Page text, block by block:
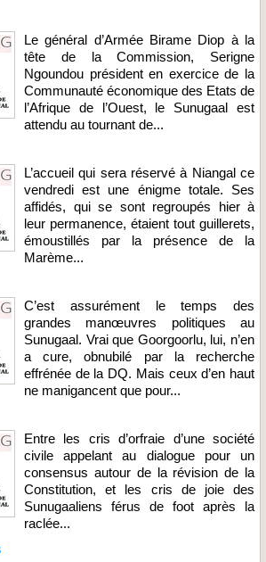
Le général d’Armée Birame Diop à la
tête de la Commission, Serigne
Ngoundou président en exercice de la
Communauté économique des Etats de
l’Afrique de l’Ouest, le Sunugaal est
attendu au tournant de...
L’accueil qui sera réservé à Niangal ce
vendredi est une énigme totale. Ses
affidés, qui se sont regroupés hier à
leur permanence, étaient tout guillerets,
émoustillés par la présence de la
Marème...
C’est assurément le temps des
grandes manœuvres politiques au
Sunugaal. Vrai que Goorgoorlu, lui, n’en
a cure, obnubilé par la recherche
effrénée de la DQ. Mais ceux d’en haut
ne manigancent que pour...
Entre les cris d’orfraie d’une société
civile appelant au dialogue pour un
consensus autour de la révision de la
Constitution, et les cris de joie des
Sunugaaliens férus de foot après la
raclée...